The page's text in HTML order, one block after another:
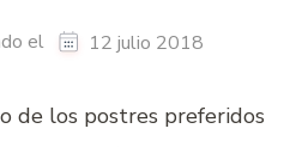
el 12 julio 2018
de los postres preferidos